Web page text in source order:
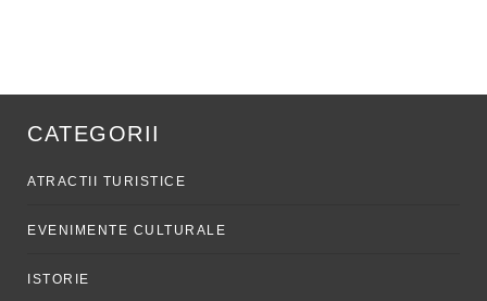
CATEGORII
ATRACTII TURISTICE
EVENIMENTE CULTURALE
ISTORIE